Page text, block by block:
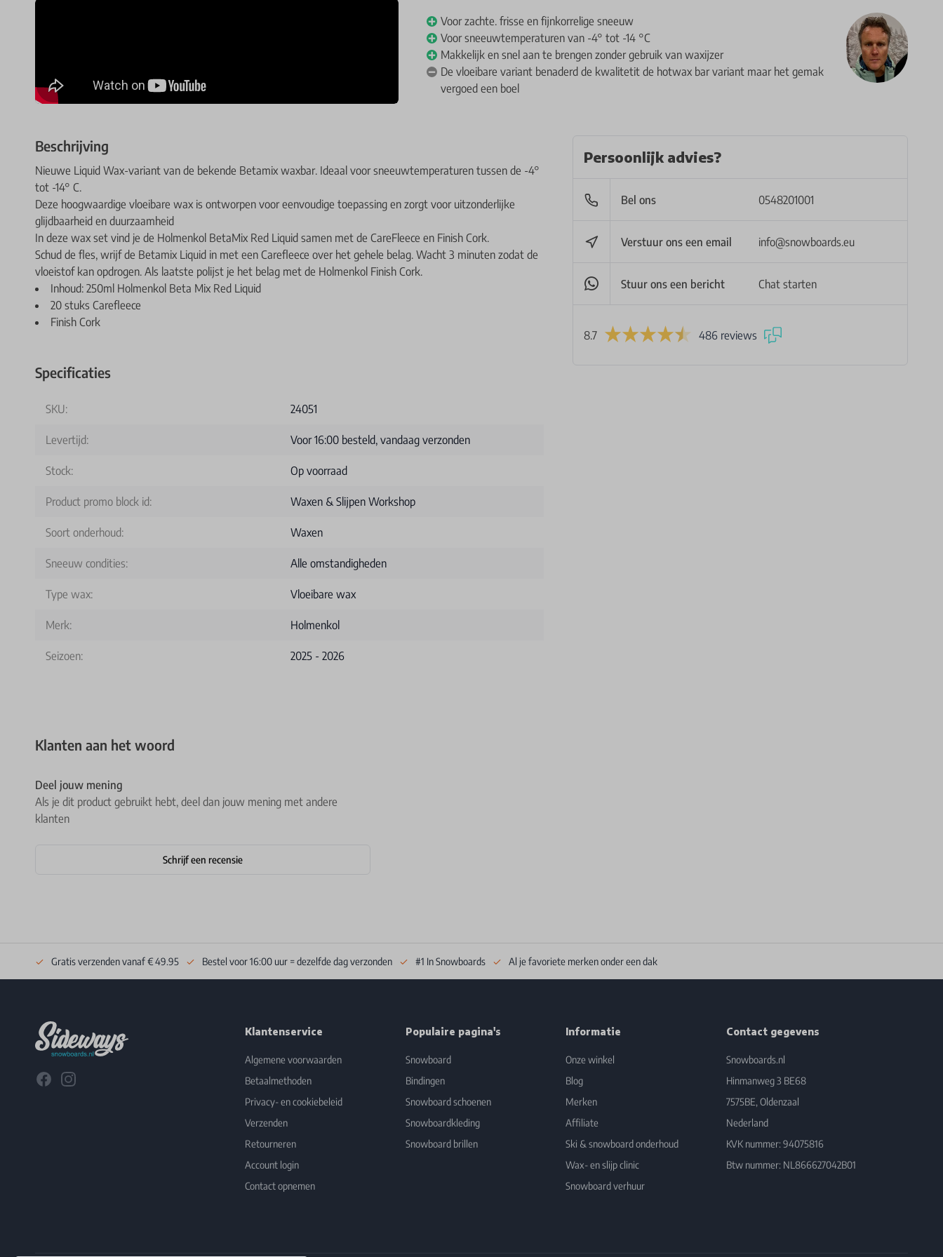
Voor zachte. frisse en fijnkorrelige sneeuw
Voor sneeuwtemperaturen van -4° tot -14 °C
Makkelijk en snel aan te brengen zonder gebruik van waxijzer
De vloeibare variant benaderd de kwalitetit de hotwax bar variant maar het gemak
vergoed een boel
Beschrijving
Nieuwe Liquid Wax-variant van de bekende Betamix waxbar. Ideaal voor sneeuwtemperaturen tussen de -4°
tot -14° C.
Deze hoogwaardige vloeibare wax is ontworpen voor eenvoudige toepassing en zorgt voor uitzonderlijke
glijdbaarheid en duurzaamheid
In deze wax set vind je de Holmenkol BetaMix Red Liquid samen met de CareFleece en Finish Cork.
Schud de fles, wrijf de Betamix Liquid in met een Carefleece over het gehele belag. Wacht 3 minuten zodat de
vloeistof kan opdrogen. Als laatste polijst je het belag met de Holmenkol Finish Cork.
Inhoud: 250ml Holmenkol Beta Mix Red Liquid
20 stuks Carefleece
Finish Cork
Specificaties
SKU: 24051
Levertijd: Voor 16:00 besteld, vandaag verzonden
Stock: Op voorraad
Product promo block id: Waxen & Slijpen Workshop
Soort onderhoud: Waxen
Sneeuw condities: Alle omstandigheden
Type wax: Vloeibare wax
Merk: Holmenkol
Seizoen: 2025 - 2026
Persoonlijk advies?
Bel ons 0548201001
Verstuur ons een email info@snowboards.eu
Stuur ons een bericht Chat starten
8.7 486 reviews
Klanten aan het woord
Deel jouw mening
Als je dit product gebruikt hebt, deel dan jouw mening met andere
klanten
Schrijf een recensie
Gratis verzenden vanaf € 49.95 Bestel voor 16:00 uur = dezelfde dag verzonden #1 In Snowboards Al je favoriete merken onder een dak
FacebookInstagram
Klantenservice
Algemene voorwaarden
Betaalmethoden
Privacy- en cookiebeleid
Verzenden
Retourneren
Account login
Contact opnemen
Populaire pagina's
Snowboard
Bindingen
Snowboard schoenen
Snowboardkleding
Snowboard brillen
Informatie
Onze winkel
Blog
Merken
Affiliate
Ski & snowboard onderhoud
Wax- en slijp clinic
Snowboard verhuur
Contact gegevens
Snowboards.nl
Hinmanweg 3 BE68
7575BE, Oldenzaal
Nederland
KVK nummer: 94075816
Btw nummer: NL866627042B01